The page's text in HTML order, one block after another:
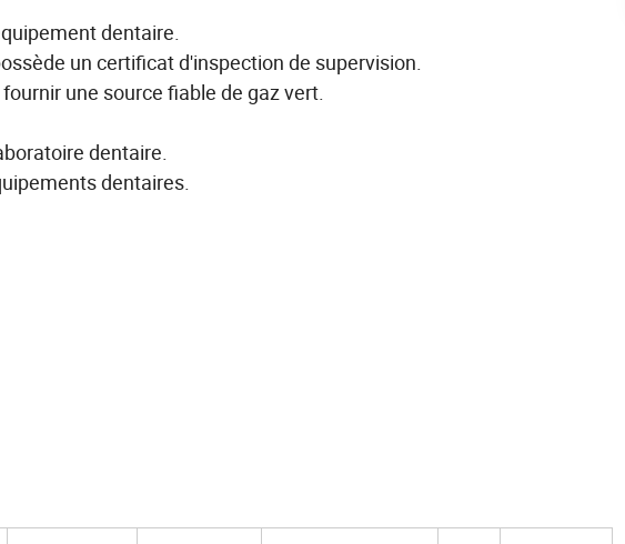
dentaire.
un certificat d'inspection de supervision.
une source fiable de gaz vert.
dentaire.
dentaires.